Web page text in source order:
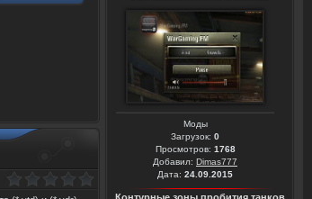
Моды
Загрузок: 0
Просмотров: 1768
Добавил: Dimas777
Дата: 24.09.2015